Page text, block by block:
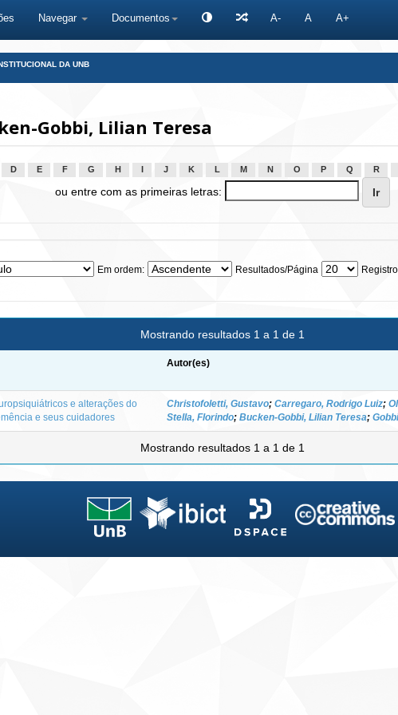
Navegar Documentos A- A A+
DA UNB
Gobbi, Lilian Teresa
D E F G H J K L M N O P Q R
ou entre com as primeiras letras:
Em ordem: Resultados/Página
Mostrando resultados 1 a 1 de 1
Autor(es)
e alterações do
e seus cuidadores
Christofoletti, Gustavo; Carregaro, Rodrigo Luiz;
Stella, Florindo; Bucken-Gobbi, Lilian Teresa;
Mostrando resultados 1 a 1 de 1